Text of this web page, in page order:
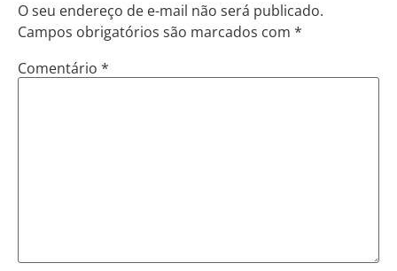
O seu endereço de e-mail não será publicado.
Campos obrigatórios são marcados com *
Comentário *